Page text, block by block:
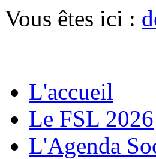
Vous êtes ici :
L'accueil
Le FSL 2026
L'Agenda